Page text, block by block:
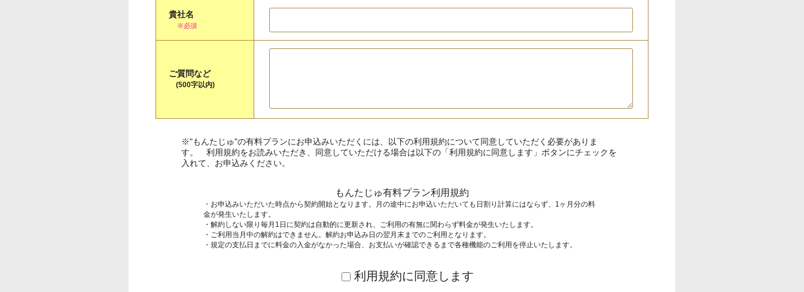
貴社名
※必須
ご質問など
(500字以内)
※"もんたじゅ"の有料プランにお申込みいただくには、以下の利用規約について同意していただく必要がありま
す。 利用規約をお読みいただき、同意していただける場合は以下の「利用規約に同意します」ボタンにチェックを
入れて、お申込みください。
もんたじゅ有料プラン利用規約
・お申込みいただいた時点から契約開始となります。月の途中にお申込いただいても日割り計算にはならず、1ヶ月分の料
金が発生いたします。
・解約しない限り毎月1日に契約は自動的に更新され、ご利用の有無に関わらず料金が発生いたします。
・ご利用当月中の解約はできません。解約お申込み日の翌月末までのご利用となります。
・規定の支払日までに料金の入金がなかった場合、お支払いが確認できるまで各種機能のご利用を停止いたします。
利用規約に同意します